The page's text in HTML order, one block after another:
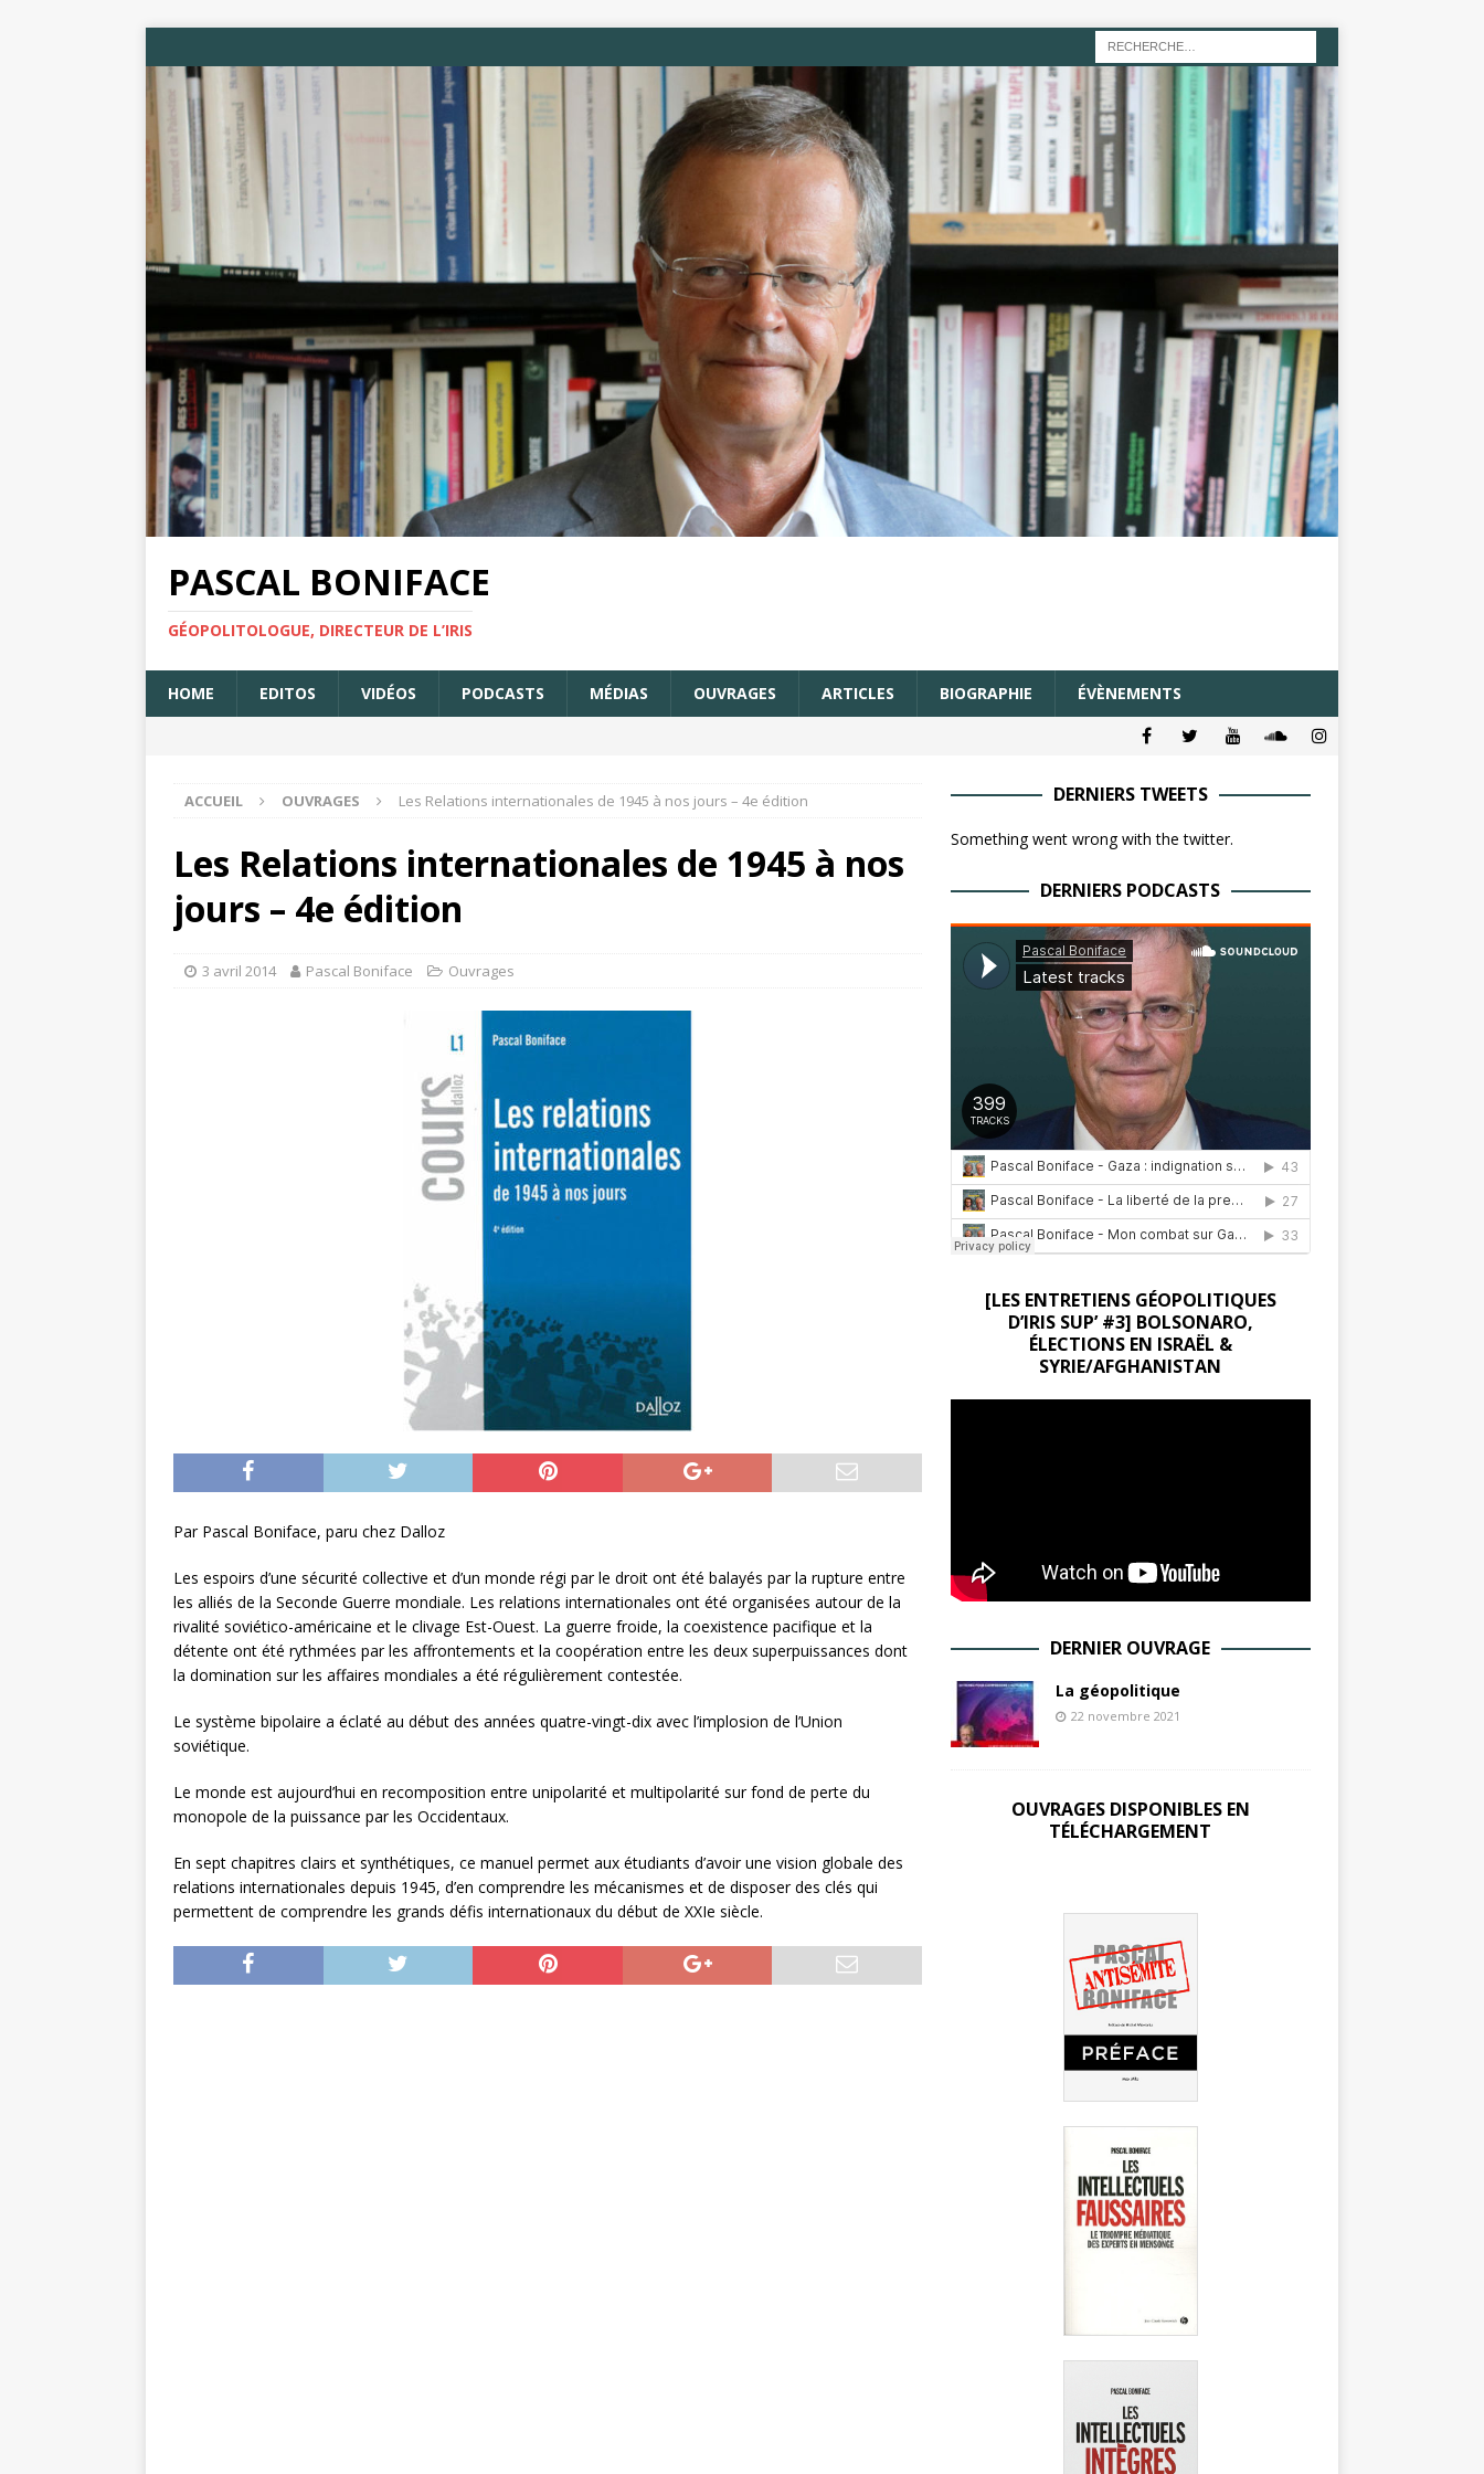
PASCAL BONIFACE
GÉOPOLITOLOGUE, DIRECTEUR DE L’IRIS
HOME EDITOS VIDÉOS PODCASTS MÉDIAS OUVRAGES ARTICLES BIOGRAPHIE ÉVÈNEMENTS
ACCUEIL OUVRAGES Les Relations internationales de 1945 à nos jours – 4e édition
Les Relations internationales de 1945 à nos
jours – 4e édition
3 avril 2014 Pascal Boniface Ouvrages
Par Pascal Boniface, paru chez Dalloz
Les espoirs d’une sécurité collective et d’un monde régi par le droit ont été balayés par la rupture entre
les alliés de la Seconde Guerre mondiale. Les relations internationales ont été organisées autour de la
rivalité soviético-américaine et le clivage Est-Ouest. La guerre froide, la coexistence pacifique et la
détente ont été rythmées par les affrontements et la coopération entre les deux superpuissances dont
la domination sur les affaires mondiales a été régulièrement contestée.
Le système bipolaire a éclaté au début des années quatre-vingt-dix avec l’implosion de l’Union
soviétique.
Le monde est aujourd’hui en recomposition entre unipolarité et multipolarité sur fond de perte du
monopole de la puissance par les Occidentaux.
En sept chapitres clairs et synthétiques, ce manuel permet aux étudiants d’avoir une vision globale des
relations internationales depuis 1945, d’en comprendre les mécanismes et de disposer des clés qui
permettent de comprendre les grands défis internationaux du début de XXIe siècle.
DERNIERS TWEETS
Something went wrong with the twitter.
DERNIERS PODCASTS
[LES ENTRETIENS GÉOPOLITIQUES
D’IRIS SUP’ #3] BOLSONARO,
ÉLECTIONS EN ISRAËL &
SYRIE/AFGHANISTAN
DERNIER OUVRAGE
La géopolitique
22 novembre 2021
OUVRAGES DISPONIBLES EN
TÉLÉCHARGEMENT